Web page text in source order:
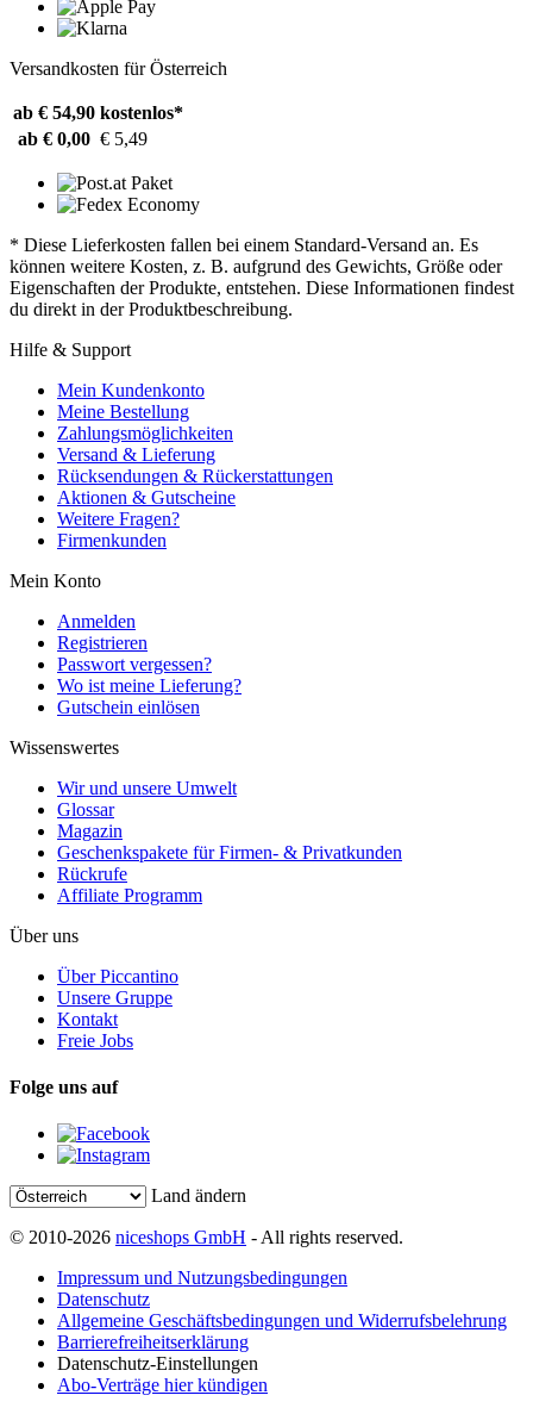
Versandkosten für Österreich
ab € 54,90 kostenlos*
ab € 0,00 € 5,49
* Diese Lieferkosten fallen bei einem Standard-Versand an. Es
können weitere Kosten, z. B. aufgrund des Gewichts, Größe oder
Eigenschaften der Produkte, entstehen. Diese Informationen findest
du direkt in der Produktbeschreibung.
Hilfe & Support
Mein Kundenkonto
Meine Bestellung
Zahlungsmöglichkeiten
Versand & Lieferung
Rücksendungen & Rückerstattungen
Aktionen & Gutscheine
Weitere Fragen?
Firmenkunden
Mein Konto
Anmelden
Registrieren
Passwort vergessen?
Wo ist meine Lieferung?
Gutschein einlösen
Wissenswertes
Wir und unsere Umwelt
Glossar
Magazin
Geschenkspakete für Firmen- & Privatkunden
Rückrufe
Affiliate Programm
Über uns
Über Piccantino
Unsere Gruppe
Kontakt
Freie Jobs
Folge uns auf
Land ändern
© 2010-2026 niceshops GmbH - All rights reserved.
Impressum und Nutzungsbedingungen
Datenschutz
Allgemeine Geschäftsbedingungen und Widerrufsbelehrung
Barrierefreiheitserklärung
Datenschutz-Einstellungen
Abo-Verträge hier kündigen